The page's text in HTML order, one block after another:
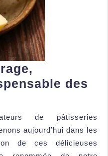
des
de pâtisseries
aujourd’hui dans les
de ces délicieuses